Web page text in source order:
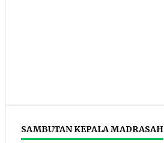
SAMBUTAN KEPALA MADRASAH